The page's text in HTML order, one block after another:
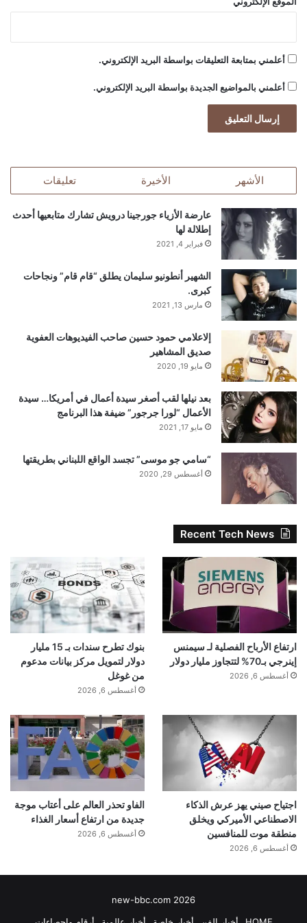
س
أعلمني بمتابعة التعليقات بواسطة البريد الإلكتروني.
أعلمني بالمواضيع الجديدة بواسطة البريد الإلكتروني.
الأشهر الأخيرة تعليقات
عارضة الأزياء جورجينا درويش تشارك متابعيها أحدث
إطلالة لها
فبراير 4, 2021
الشهير أنطونيو سليمان يطلق “قام قام” ونجاحات
كبرى.
مارس 13, 2021
إلاعلامي حمود حسين صاحب الفيديوهات العفوية
صديق المشاهير
مايو 19, 2020
بعد نيلها لقب أصغر سيدة أعمال في أمريكا… سيدة
الأعمال “لورا جرجور” ضيفة هذا البرنامج
مايو 17, 2021
“سامي جو موسى” تجسد الواقع اللبناني بطريقتها
أغسطس 29, 2020
Recent Tech News
ارتفاع الأرباح الفصلية لـ سيمنس
إينرجي بـ70% لتتجاوز مليار دولار
أغسطس 6, 2026
بنوك تطرح سندات بـ 15 مليار
دولار لتمويل مركز بيانات مدعوم
من غوغل
أغسطس 6, 2026
اجتياح صيني يهز عرش الذكاء
الاصطناعي الأميركي ويخلق
منطقة موت للمنافسين
أغسطس 6, 2026
الفاو تحذر العالم على أعتاب موجة
جديدة من ارتفاع أسعار الغذاء
أغسطس 6, 2026
new-bbc.com 2026